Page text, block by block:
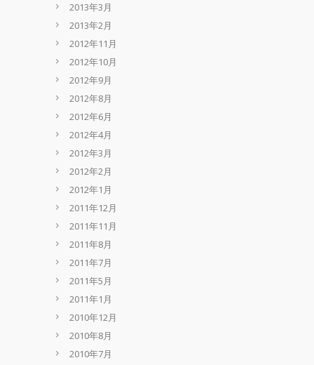
2013年3月
2013年2月
2012年11月
2012年10月
2012年9月
2012年8月
2012年6月
2012年4月
2012年3月
2012年2月
2012年1月
2011年12月
2011年11月
2011年8月
2011年7月
2011年5月
2011年1月
2010年12月
2010年8月
2010年7月